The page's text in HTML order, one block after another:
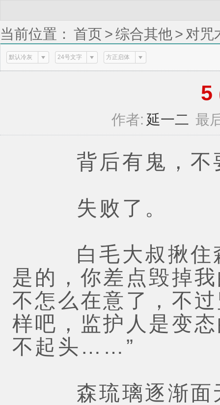
当前位置： 首页 >综合其他> 对咒
默认冷灰 24号文字 方正启体
5
作者: 延一二 最
背后有鬼，不要
失败了。
白毛大叔揪住森
是的，你差点毁掉
不怎么在意了，不
样吧，监护人是变
不起头……”
森琉璃逐渐面